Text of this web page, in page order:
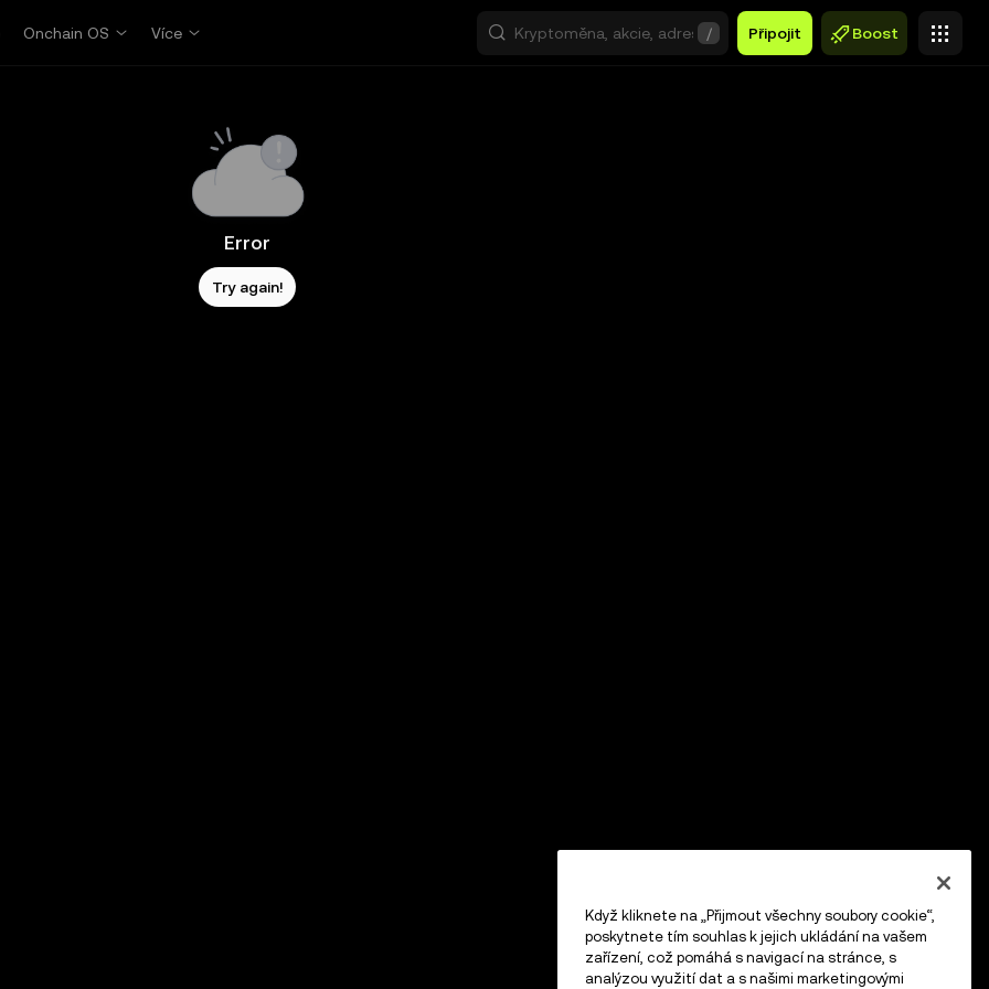
Onchain OS Více / Připojit Boost
Error
Try again!
Když kliknete na „Přijmout všechny soubory cookie“,
poskytnete tím souhlas k jejich ukládání na vašem
zařízení, což pomáhá s navigací na stránce, s
analýzou využití dat a s našimi marketingovými